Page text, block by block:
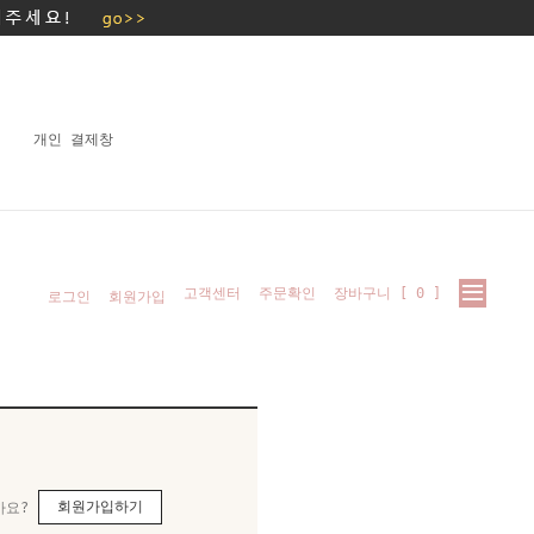
개인 결제창
로그인 회원가입 고객센터 주문확인 장바구니 [ 0
요? 회원가입하기